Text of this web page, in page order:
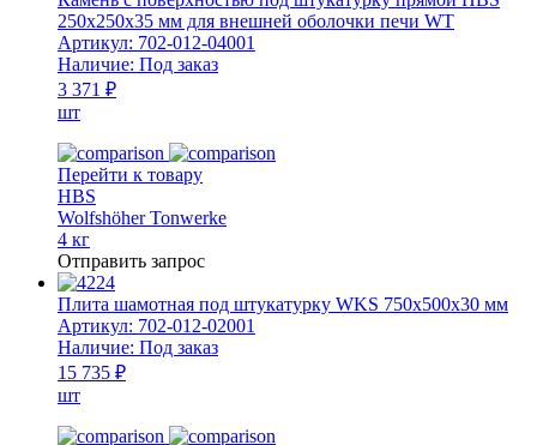
250х250х35 мм для внешней оболочки печи WT
Артикул: 702-012-04001
Наличие: Под заказ
3 371 ₽
шт
Перейти к товару
HBS
Wolfshöher Tonwerke
4 кг
Отправить запрос
Плита шамотная под штукатурку WKS 750х500х30 мм
Артикул: 702-012-02001
Наличие: Под заказ
15 735 ₽
шт